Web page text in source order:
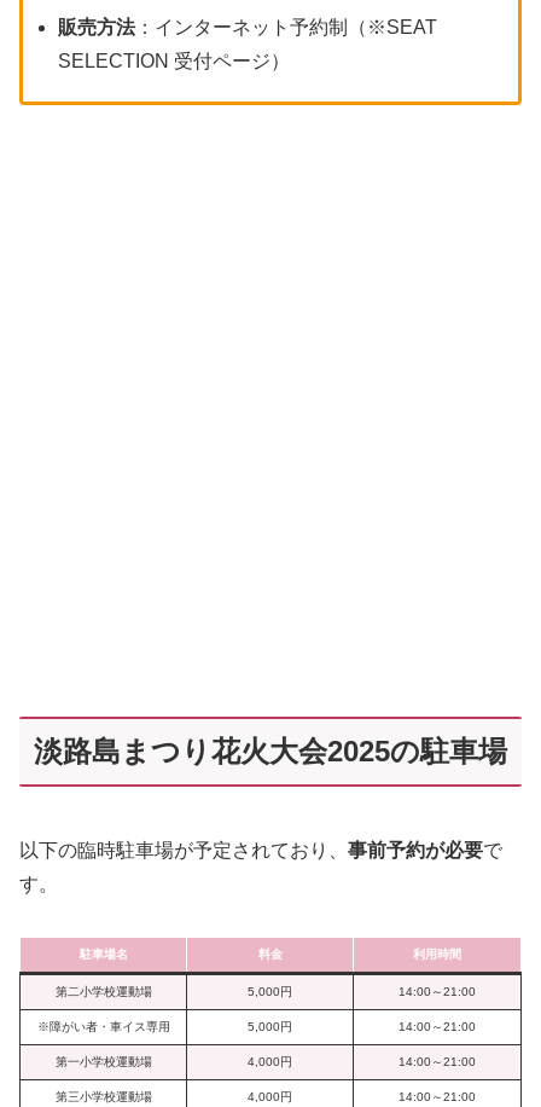
販売方法：インターネット予約制（※SEAT
SELECTION 受付ページ）
淡路島まつり花火大会2025の駐車場
以下の臨時駐車場が予定されており、 事前予約が必要で
す。
駐車場名 料金 利用時間
第二小学校運動場 5,000円 14:00～21:00
※障がい者・車イス専用 5,000円 14:00～21:00
第一小学校運動場 4,000円 14:00～21:00
第三小学校運動場 4,000円 14:00～21:00